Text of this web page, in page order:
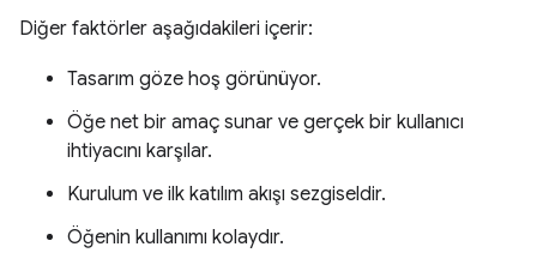
Diğer faktörler aşağıdakileri içerir:
Tasarım göze hoş görünüyor.
Öğe net bir amaç sunar ve gerçek bir kullanıcı
ihtiyacını karşılar.
Kurulum ve ilk katılım akışı sezgiseldir.
Öğenin kullanımı kolaydır.